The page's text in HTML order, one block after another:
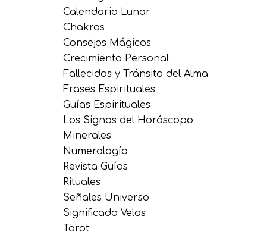
Calendario Lunar
Chakras
Consejos Mágicos
Crecimiento Personal
Fallecidos y Tránsito del Alma
Frases Espirituales
Guías Espirituales
Los Signos del Horóscopo
Minerales
Numerología
Revista Guías
Rituales
Señales Universo
Significado Velas
Tarot